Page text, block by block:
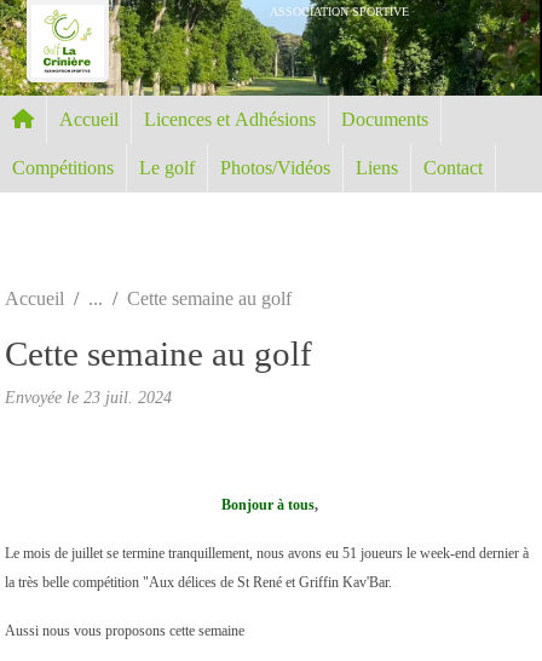
ASSOCIATION SPORTIVE
Accueil Licences et Adhésions Documents
Compétitions Le golf Photos/Vidéos Liens Contact
Accueil Cette semaine au golf
Cette semaine au golf
Envoyée le 23 juil. 2024
Bonjour à tous,
Le mois de juillet se termine tranquillement, nous avons eu 51 joueurs le week-end dernier à
la très belle compétition "Aux délices de St René et Griffin Kav'Bar.
Aussi nous vous proposons cette semaine
Panneau de gestion des cookies